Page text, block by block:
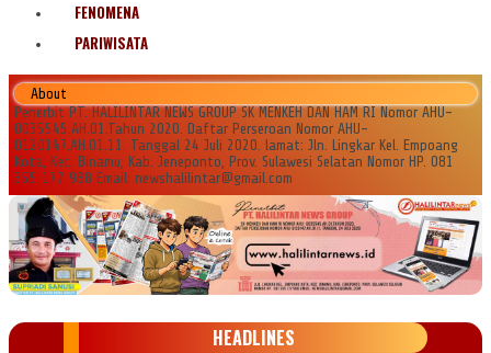
FENOMENA
PARIWISATA
About
Penerbit PT. HALILINTAR NEWS GROUP SK MENKEH DAN HAM RI Nomor AHU-
0035545.AH.01.Tahun 2020. Daftar Perseroan Nomor AHU-
0120147.AH.01.11. Tanggal 24 Juli 2020. lamat: Jln. Lingkar Kel. Empoang
Kota, Kec. Binamu, Kab. Jeneponto, Prov. Sulawesi Selatan Nomor HP. 081
355 177 988 Email: newshalilintar@gmail.com
HEADLINES